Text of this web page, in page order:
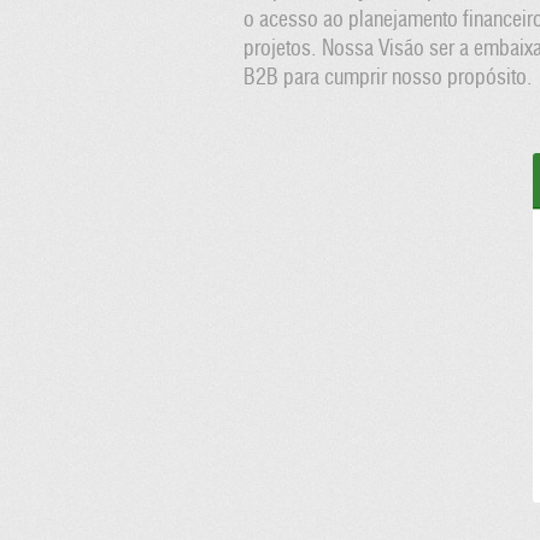
o acesso ao planejamento
projetos. Nossa Visão ser a
B2B para cumprir nosso propósito.